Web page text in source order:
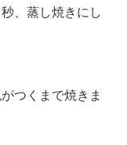
、蒸し焼きにし
つくまで焼きま